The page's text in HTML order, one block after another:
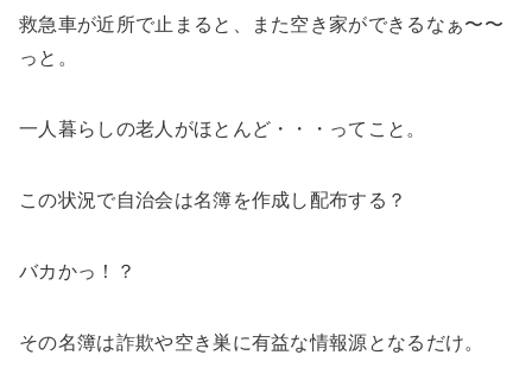
救急車が近所で止まると、また空き家ができるなぁ〜〜
っと。
一人暮らしの老人がほとんど・・・ってこと。
この状況で自治会は名簿を作成し配布する？
バカかっ！？
その名簿は詐欺や空き巣に有益な情報源となるだけ。